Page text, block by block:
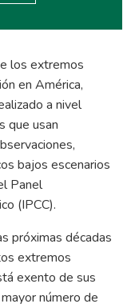
los extremos
en América,
a nivel
que usan
bajos escenarios
Panel
(IPCC).
próximas décadas
extremos
exento de sus
número de